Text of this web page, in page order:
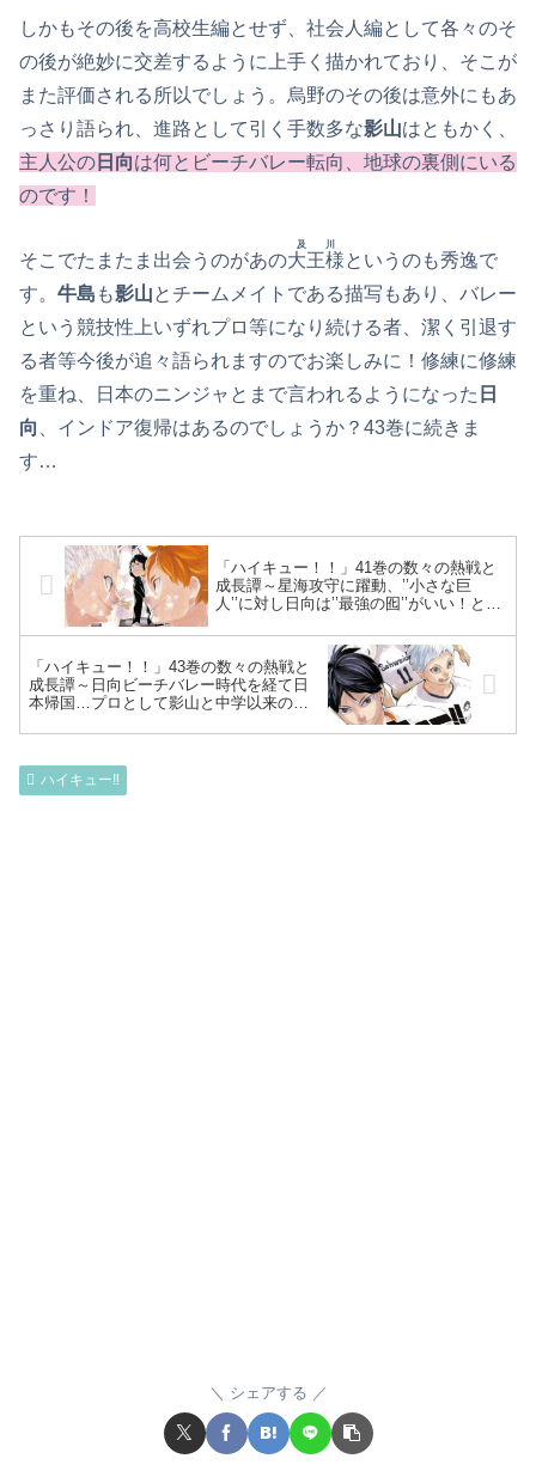
しかもその後を高校生編とせず、社会人編として各々のそ
の後が絶妙に交差するように上手く描かれており、そこが
また評価される所以でしょう。烏野のその後は意外にもあ
っさり語られ、進路として引く手数多な影山はともかく、
主人公の 日向は何とビーチバレー転向、地球の裏側にいる
のです！
そこでたまたま出会うのがあの大王様
及川
というのも秀逸で
す。 牛島 も影山とチームメイトである描写もあり、バレー
という競技性上いずれプロ等になり続ける者、潔く引退す
る者等今後が追々語られますのでお楽しみに！修練に修練
を重ね、日本のニンジャとまで言われるようになった 日
向
、インドア復帰はあるのでしょうか？43巻に続きま
す…
「ハイキュー！！」41巻の数々の熱戦と
成長譚～星海攻守に躍動、’’小さな巨
人’’に対し日向は’’最強の囮’’がいい！と合
の途中離脱～
「ハイキュー！！」43巻の数々の熱戦と
成長譚～日向ビーチバレー時代を経て日
本帰国…プロとして影山と中学以来の公
れの進路と今～
ハイキュー‼︎
シェアする